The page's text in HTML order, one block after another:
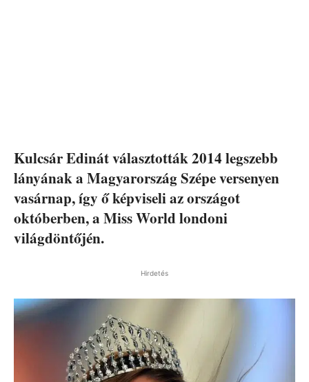
Kulcsár Edinát választották 2014 legszebb
lányának a Magyarország Szépe versenyen
vasárnap, így ő képviseli az országot
októberben, a Miss World londoni
világdöntőjén.
Hirdetés